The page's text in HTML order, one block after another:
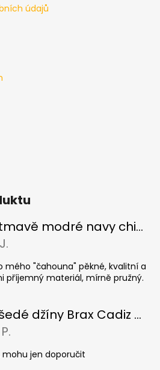
údajů
Pánské tmavě modré navy chinos Ed Baxter, prodloužené
je 5 z 5 hvězdiček.
mého "čahouna" pěkné, kvalitní a
příjemný materiál, mírně pružný.
Pánské šedé džíny Brax Cadiz Grey smoke, prodloužené
je 5 z 5 hvězdiček.
mohu jen doporučit